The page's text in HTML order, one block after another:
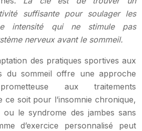
suffisante pour soulager les
intensité qui ne stimule pas
nerveux avant le sommeil.
des pratiques sportives aux
du sommeil offre une approche
aux traitements
ce soit pour l’insomnie chronique,
ou le syndrome des jambes sans
d’exercice personnalisé peut